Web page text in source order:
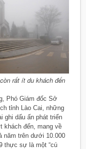
rất ít du khách đến
Phó Giám đốc Sở
tỉnh Lào Cai, những
ghi dấu ấn phát triển
khách đến, mang về
năm trên dưới 10.000
thực sự là một “cú